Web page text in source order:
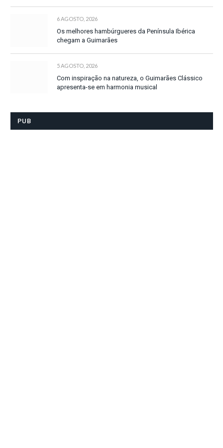
6 AGOSTO, 2026
Os melhores hambúrgueres da Península Ibérica
chegam a Guimarães
5 AGOSTO, 2026
Com inspiração na natureza, o Guimarães Clássico
apresenta-se em harmonia musical
PUB